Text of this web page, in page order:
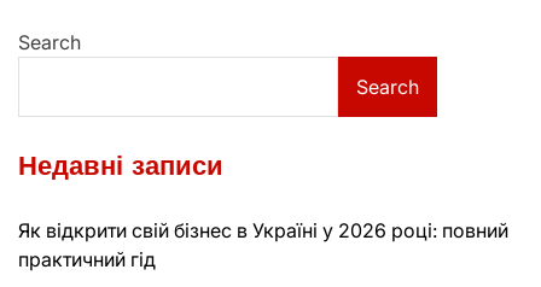
Search
Search
Недавні записи
Як відкрити свій бізнес в Україні у 2026 році: повний
практичний гід